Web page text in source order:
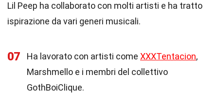
Lil Peep ha collaborato con molti artisti e ha tratto
ispirazione da vari generi musicali.
07 Ha lavorato con artisti come XXXTentacion,
Marshmello e i membri del collettivo
GothBoiClique.